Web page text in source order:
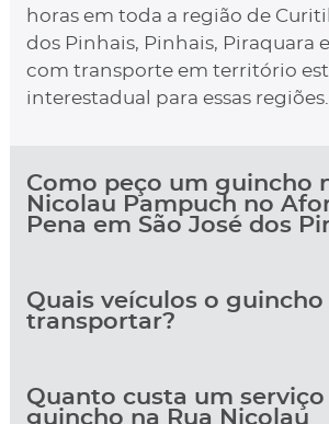
horas em toda a região de
dos Pinhais, Pinhais, Piraquara
com transporte em território
interestadual para essas regiões.
Como peço um guincho
Nicolau Pampuch no
Pena em São José dos
Quais veículos o guincho
transportar?
Quanto custa um serviço
guincho na Rua Nicolau